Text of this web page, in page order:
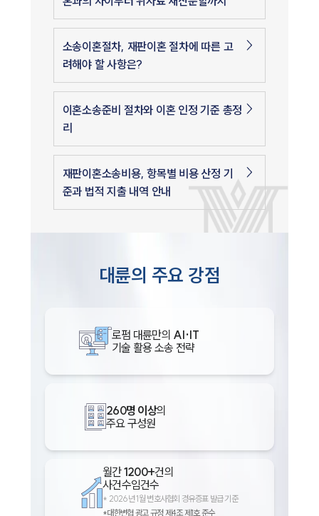
소송이혼절차, 재판이혼 절차에 따른 고
려해야 할 사항은?
이혼소송준비 절차와 이혼 인정 기준 총정
리
재판이혼소송비용, 항목별 비용 산정 기
준과 법적 지출 내역 안내
대륜의 주요 강점
로펌 대륜만의 AI·IT
기술 활용 소송 전략
260명 이상의
주요 구성원
월간1200+건의
사건수임건수
* 2026년 1월 변호사협회 경유증표 발급 기준
*대한변협 광고 규정 제4조 제1호 준수